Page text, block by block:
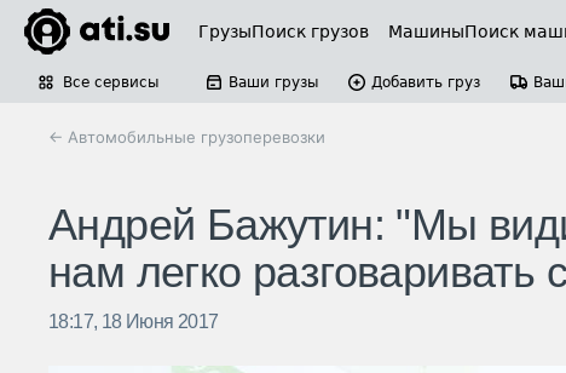
ГрузыПоиск грузов МашиныПоиск
Все сервисы Ваши грузы Добавить груз
← Автомобильные грузоперевозки
Андрей Бажутин: "Мы
нам легко разговаривать
18:17, 18 Июня 2017